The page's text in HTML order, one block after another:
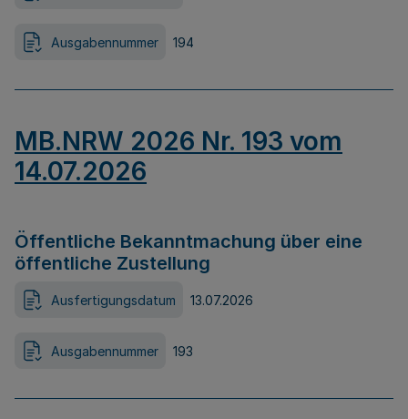
Ausgabennummer 194
MB.NRW 2026 Nr. 193 vom
14.07.2026
Öffentliche Bekanntmachung über eine
öffentliche Zustellung
Ausfertigungsdatum 13.07.2026
Ausgabennummer 193